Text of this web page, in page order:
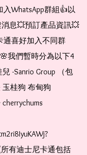
WhatsApp群組👍以
息💥預訂產品資訊💥
喜好加入不同群
我們暫時分為以下4
-Sanrio Group （包
玉桂狗 布甸狗
所有迪士尼卡通包括